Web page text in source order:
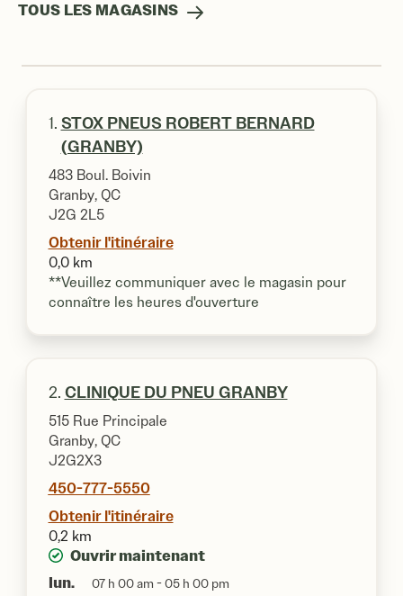
TOUS LES MAGASINS
1. STOX PNEUS ROBERT BERNARD
(GRANBY)
483 Boul. Boivin
Granby, QC
J2G 2L5
Obtenir l'itinéraire
0,0 km
**Veuillez communiquer avec le magasin pour
connaître les heures d'ouverture
2. CLINIQUE DU PNEU GRANBY
515 Rue Principale
Granby, QC
J2G2X3
450-777-5550
Obtenir l'itinéraire
0,2 km
Ouvrir maintenant
lun.
07 h 00 am - 05 h 00 pm